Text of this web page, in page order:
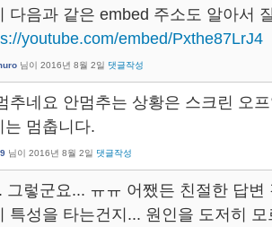
다음과 같은 embed 주소도 알아서
youtube.com/embed/Pxthe87LrJ4
님이 2016년 8월 2일 댓글작성
추네요 안멈추는 상황은 스크린 오
는 멈춥니다.
님이 2016년 8월 2일 댓글작성
그렇군요... ㅠㅠ 어쨌든 친절한 답변
특성을 타는건지... 원인을 도저히